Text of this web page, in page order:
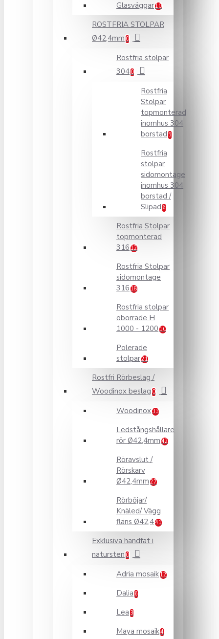
Glasväggar10
ROSTFRIA STOLPAR
Ø42,4mm 0
Rostfria stolpar
304 0
Rostfria
Stolpar
topmonterad
inomhus 304
borstad 5
Rostfria
stolpar
sidomontage
inomhus 304
borstad /
Slipad 6
Rostfria Stolpar
topmonterad
316 12
Rostfria Stolpar
sidomontage
316 18
Rostfria stolpar
oborrade H
1000 - 1200 10
Polerade
stolpar21
Rostfri Rörbeslag /
Woodinox beslag 0
Woodinox33
Ledstångshållare
rör Ø42,4mm 42
Röravslut /
Rörskarv
Ø42,4mm 27
Rörböjar/
Knäled/ Vägg
fläns Ø42,441
Exklusiva handfat i
natursten 0
Adria mosaik12
Dalia 6
Lea 3
Maya mosaik4